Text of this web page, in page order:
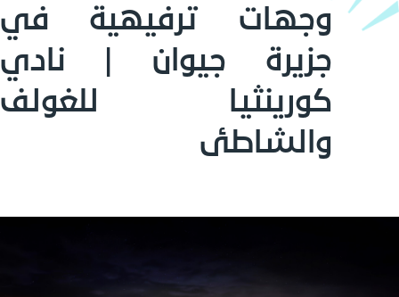
وجهات ترفيهية في
جزيرة جيوان | نادي
كورينثيا للغولف
والشاطئ